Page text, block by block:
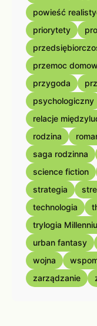
powieść
priorytety
przemoc
przygoda
psychologiczny
relacje
rodzina
saga rodzinna
science fiction
strategia
technologia
trylogia
urban fantasy
wojna
zarządzanie